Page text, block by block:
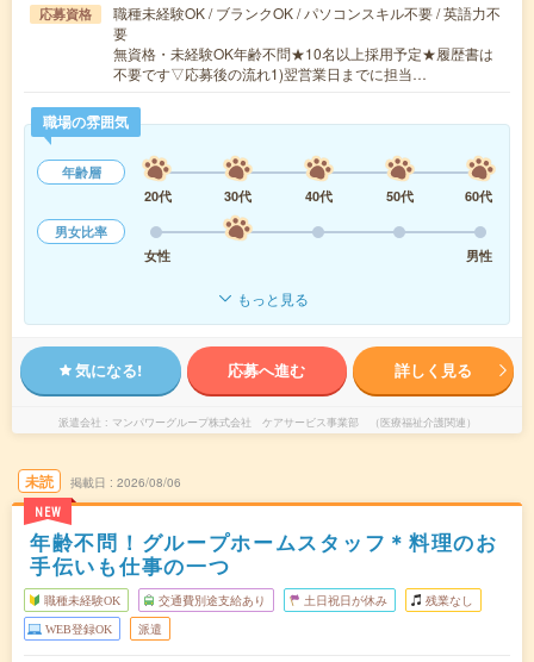
応募資格
職種未経験OK / ブランクOK / パソコンスキル不要 / 英語力不
要
無資格・未経験OK年齢不問★10名以上採用予定★履歴書は
不要です▽応募後の流れ1)翌営業日までに担当…
職場の雰囲気
年齢層
20代
30代 40代 50代
60代
男女比率
女性
男性
もっと見る
気になる! 応募へ進む 詳しく見る
派遣会社 マンパワーグループ株式会社 ケアサービス事業部 （医療福祉介護関連）
未読
NEW
掲載日 2026/08/06
年齢不問！グループホームスタッフ＊料理のお
手伝いも仕事の一つ
職種未経験OK 交通費別途支給あり 土日祝日が休み 残業なし
WEB登録OK 派遣